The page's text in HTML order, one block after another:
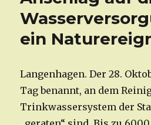
ein
Langenhagen. Der 28.
Tag benannt, an dem
Trinkwassersystem der